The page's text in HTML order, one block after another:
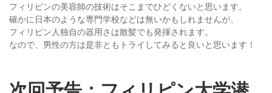
フィリピンの美容師の技術はそこまでひどくないと思います。
確かに日本のような専門学校などは無いかもしれませんが、
フィリピン人独自の器用さは散髪でも発揮されます。
なので、男性の方は是非ともトライしてみると良いと思います！